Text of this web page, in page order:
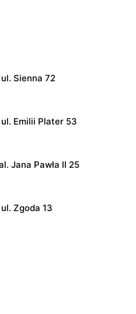
Sienna 72
Emilii Plater 53
Jana Pawła II 25
Zgoda 13
14